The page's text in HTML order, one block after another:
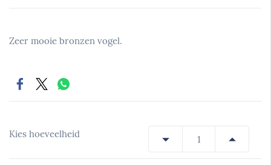
Zeer mooie bronzen vogel.
Kies hoeveelheid